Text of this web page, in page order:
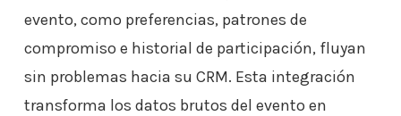
evento, como preferencias, patrones de
compromiso e historial de participación, fluyan
sin problemas hacia su CRM. Esta integración
transforma los datos brutos del evento en